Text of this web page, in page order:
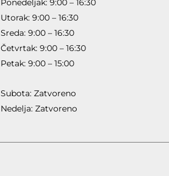
Ponedeljak: 9:00 – 16:30
Utorak: 9:00 – 16:30
Sreda: 9:00 – 16:30
Četvrtak: 9:00 – 16:30
Petak: 9:00 – 15:00
Subota: Zatvoreno
Nedelja: Zatvoreno